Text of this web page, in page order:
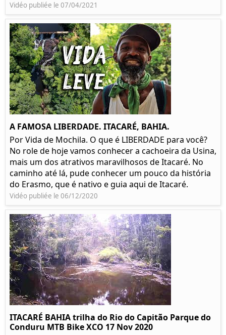
Vidéo publiée le 07/04/2021
A FAMOSA LIBERDADE. ITACARÉ, BAHIA.
Por Vida de Mochila. O que é LIBERDADE para você?
No role de hoje vamos conhecer a cachoeira da Usina,
mais um dos atrativos maravilhosos de Itacaré. No
caminho até lá, pude conhecer um pouco da história
do Erasmo, que é nativo e guia aqui de Itacaré.
Vidéo publiée le 06/12/2020
ITACARÉ BAHIA trilha do Rio do Capitão Parque do
Conduru MTB Bike XCO 17 Nov 2020